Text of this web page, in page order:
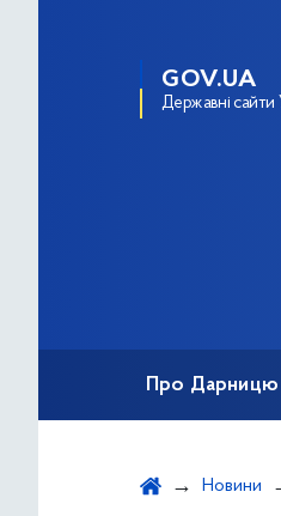
GOV.UA
Державні сайти
Про Дарницю
Новини